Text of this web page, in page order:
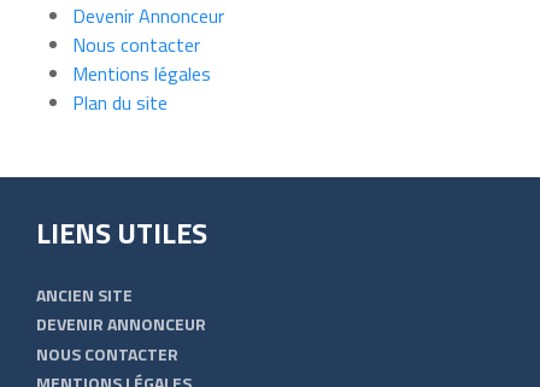
Devenir Annonceur
Nous contacter
Mentions légales
Plan du site
LIENS UTILES
ANCIEN SITE
DEVENIR ANNONCEUR
NOUS CONTACTER